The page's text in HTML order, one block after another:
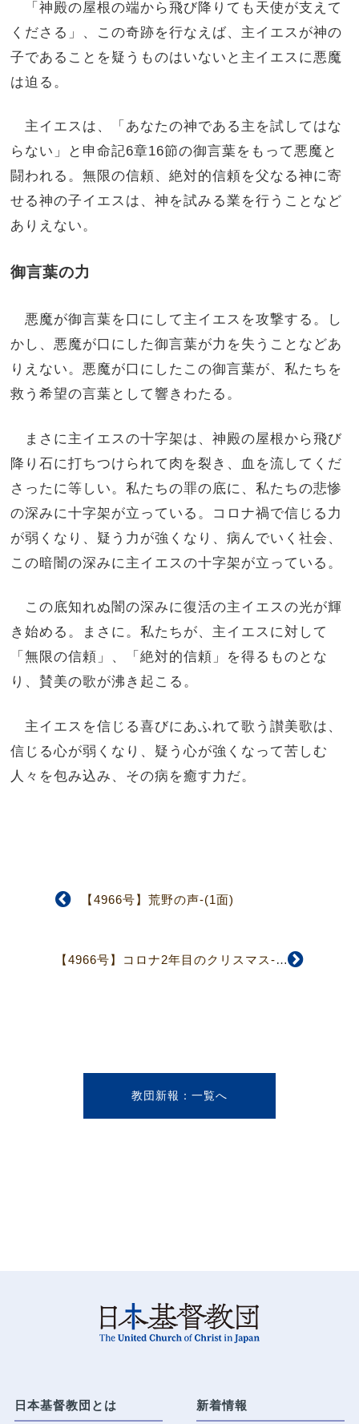
「神殿の屋根の端から飛び降りても天使が支えて
くださる」、この奇跡を行なえば、主イエスが神の
子であることを疑うものはいないと主イエスに悪魔
は迫る。
主イエスは、「あなたの神である主を試してはな
らない」と申命記6章16節の御言葉をもって悪魔と
闘われる。無限の信頼、絶対的信頼を父なる神に寄
せる神の子イエスは、神を試みる業を行うことなど
ありえない。
御言葉の力
悪魔が御言葉を口にして主イエスを攻撃する。し
かし、悪魔が口にした御言葉が力を失うことなどあ
りえない。悪魔が口にしたこの御言葉が、私たちを
救う希望の言葉として響きわたる。
まさに主イエスの十字架は、神殿の屋根から飛び
降り石に打ちつけられて肉を裂き、血を流してくだ
さったに等しい。私たちの罪の底に、私たちの悲惨
の深みに十字架が立っている。コロナ禍で信じる力
が弱くなり、疑う力が強くなり、病んでいく社会、
この暗闇の深みに主イエスの十字架が立っている。
この底知れぬ闇の深みに復活の主イエスの光が輝
き始める。まさに。私たちが、主イエスに対して
「無限の信頼」、「絶対的信頼」を得るものとな
り、賛美の歌が沸き起こる。
主イエスを信じる喜びにあふれて歌う讃美歌は、
信じる心が弱くなり、疑う心が強くなって苦しむ
人々を包み込み、その病を癒す力だ。
【4966号】荒野の声-(1面)
【4966号】コロナ2年目のクリスマス-高槻日吉台教会《高槻市》(2面)
教団新報
日本基督教団とは 新着情報